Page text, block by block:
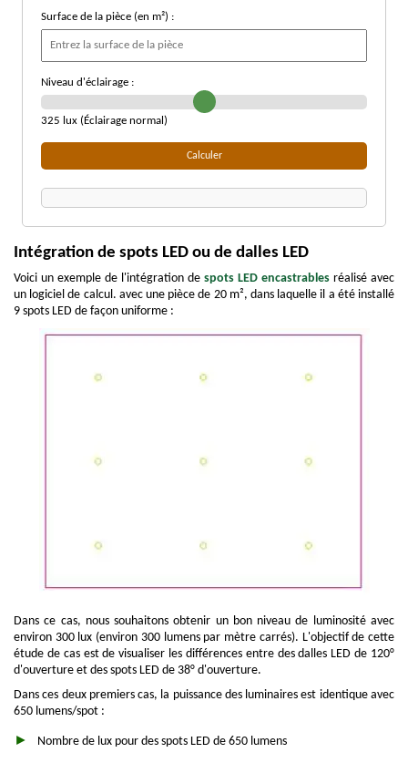
Surface de la pièce (en m²) :
Niveau d'éclairage :
325 lux (Éclairage normal)
Calculer
Intégration de spots LED ou de dalles LED
Voici un exemple de l'intégration de spots LED encastrables réalisé avec
un logiciel de calcul. avec une pièce de 20 m², dans laquelle il a été installé
9 spots LED de façon uniforme :
Dans ce cas, nous souhaitons obtenir un bon niveau de luminosité avec
environ 300 lux (environ 300 lumens par mètre carrés). L'objectif de cette
étude de cas est de visualiser les différences entre des dalles LED de 120°
d'ouverture et des spots LED de 38° d'ouverture.
Dans ces deux premiers cas, la puissance des luminaires est identique avec
650 lumens/spot :
Nombre de lux pour des spots LED de 650 lumens